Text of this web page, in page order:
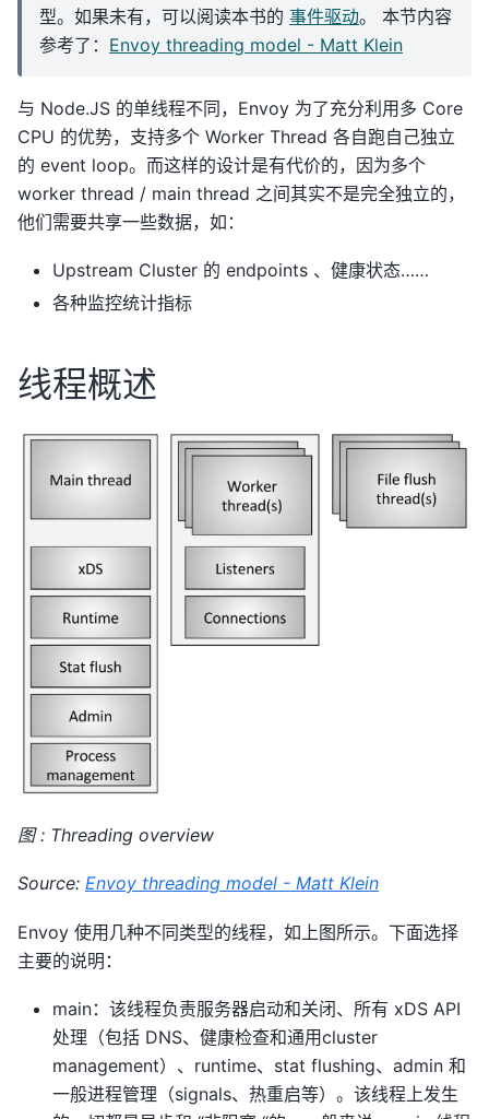
型。如果未有，可以阅读本书的 事件驱动。 本节内容
参考了： Envoy threading model - Matt Klein
与 Node.JS 的单线程不同，Envoy 为了充分利用多 Core
CPU 的优势，支持多个 Worker Thread 各自跑自己独立
的 event loop。而这样的设计是有代价的，因为多个
worker thread / main thread 之间其实不是完全独立的，
他们需要共享一些数据，如：
Upstream Cluster 的 endpoints 、健康状态……
各种监控统计指标
线程概述
图 : Threading overview
Source: Envoy threading model - Matt Klein
Envoy 使用几种不同类型的线程，如上图所示。下面选择
主要的说明：
main：该线程负责服务器启动和关闭、所有 xDS API
处理（包括 DNS、健康检查和通用cluster
management）、runtime、stat flushing、admin 和
一般进程管理（signals、热重启等）。该线程上发生